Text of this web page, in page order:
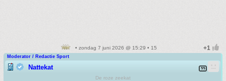
• zondag 7 juni 2026 @ 15:29 • 15
Moderator / Redactie Sport
Nattekat
De roze zeekat